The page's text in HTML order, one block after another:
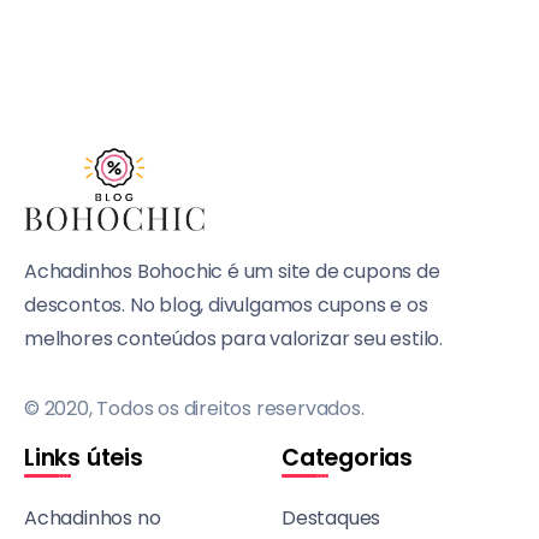
Achadinhos Bohochic é um site de cupons de
descontos. No blog, divulgamos cupons e os
melhores conteúdos para valorizar seu estilo.
© 2020, Todos os direitos reservados.
Links úteis
Achadinhos no
Categorias
Destaques